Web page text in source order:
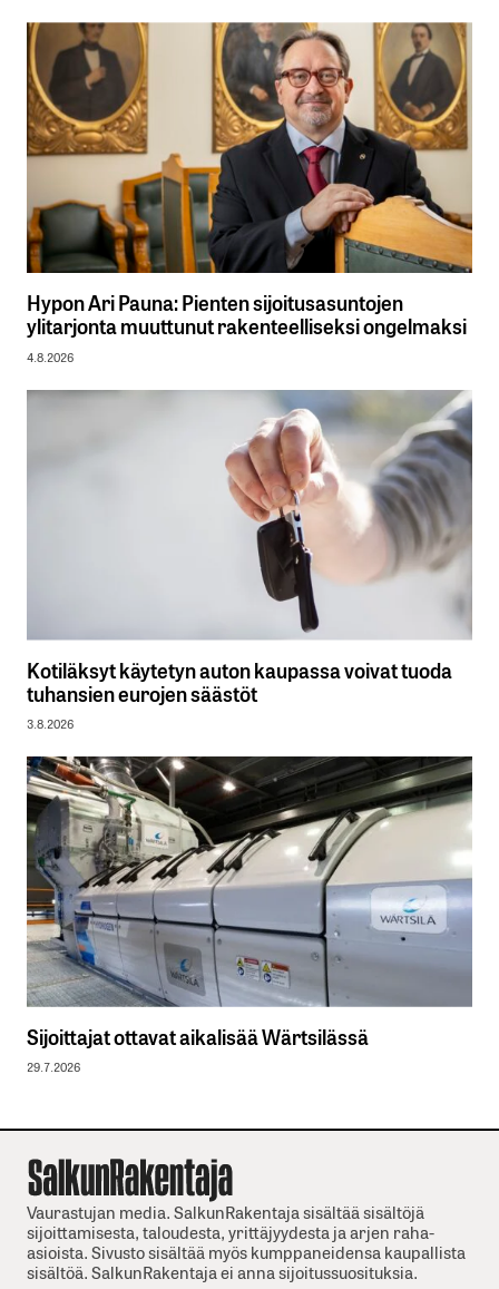
Hypon Ari Pauna: Pienten sijoitusasuntojen
ylitarjonta muuttunut rakenteelliseksi ongelmaksi
4.8.2026
Kotiläksyt käytetyn auton kaupassa voivat tuoda
tuhansien eurojen säästöt
3.8.2026
Sijoittajat ottavat aikalisää Wärtsilässä
29.7.2026
Vaurastujan media. SalkunRakentaja sisältää sisältöjä
sijoittamisesta, taloudesta, yrittäjyydesta ja arjen raha-
asioista. Sivusto sisältää myös kumppaneidensa kaupallista
sisältöä. SalkunRakentaja ei anna sijoitussuosituksia.